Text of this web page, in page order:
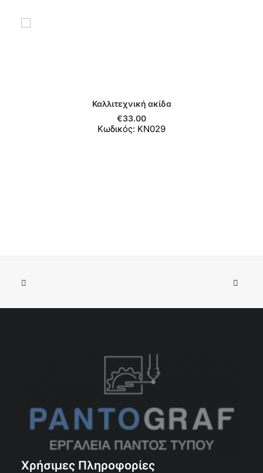
Καλλιτεχνική ακίδα
€33.00
Κωδικός: KN029
Χρήσιμες Πληροφορίες